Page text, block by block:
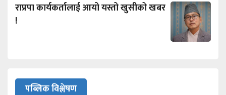
राप्रपा कार्यकर्तालाई आयो यस्तो खुसीको खबर
!
पब्लिक विश्लेषण